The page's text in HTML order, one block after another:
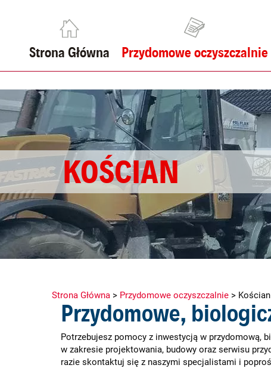
Strona Główna Przydomowe oczyszczalnie
KOŚCIAN
Strona Główna > Przydomowe oczyszczalnie > Kościan
Przydomowe,
Potrzebujesz pomocy z inwestycją w przydomową,
w zakresie projektowania, budowy oraz serwisu
razie skontaktuj się z naszymi specjalistami i